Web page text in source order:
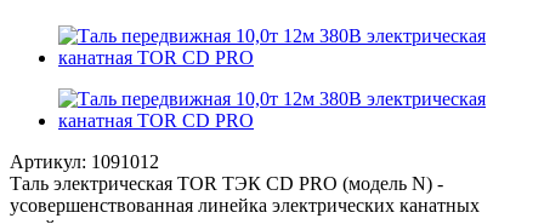
Артикул: 1091012
Таль электрическая TOR ТЭК CD PRO (модель N) -
усовершенствованная линейка электрических канатных